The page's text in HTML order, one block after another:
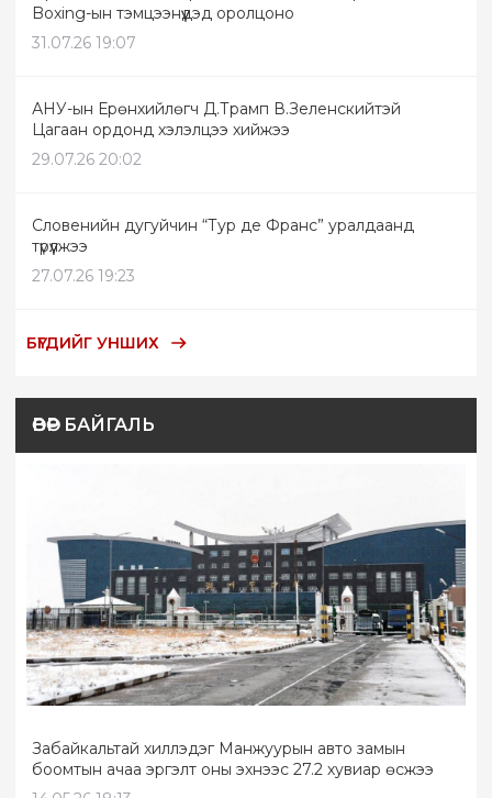
Boxing-ын тэмцээнүүдэд оролцоно
31.07.26 19:07
АНУ-ын Ерөнхийлөгч Д.Трамп В.Зеленскийтэй
Цагаан ордонд хэлэлцээ хийжээ
29.07.26 20:02
Словенийн дугуйчин “Тур де Франс” уралдаанд
түрүүлжээ
27.07.26 19:23
БҮГДИЙГ УНШИХ
ӨВӨР БАЙГАЛЬ
Забайкальтай хиллэдэг Манжуурын авто замын
боомтын ачаа эргэлт оны эхнээс 27.2 хувиар өсжээ